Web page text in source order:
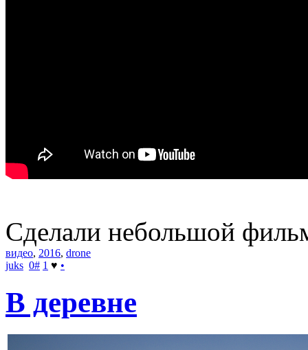
Сделали небольшой
видео, 2016, drone
juks 0# 1 ♥ •
В деревне